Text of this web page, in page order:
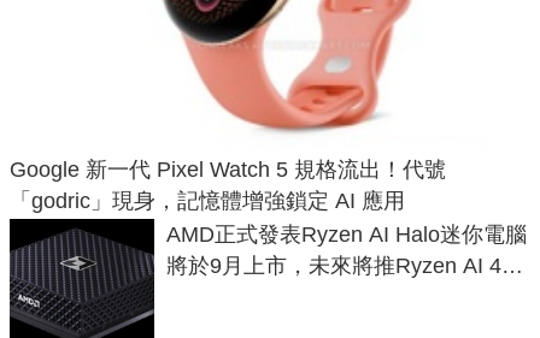
Google 新一代 Pixel Watch 5 規格流出！代號
「godric」現身，記憶體增強鎖定 AI 應用
AMD正式發表Ryzen AI Halo迷你電腦
將於9月上市，未來將推Ryzen AI 400